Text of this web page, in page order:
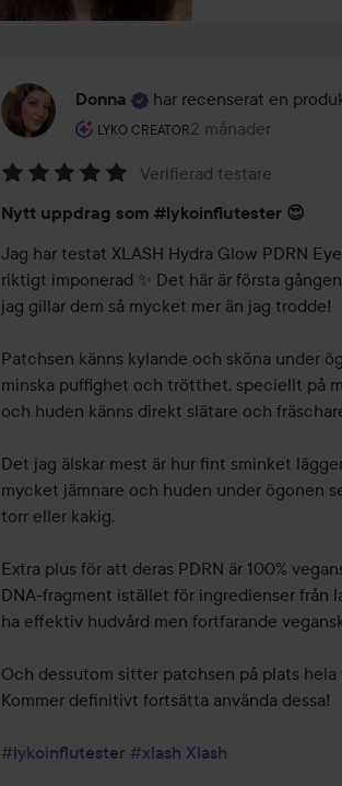
Donna har recenserat en
LYKO CREATOR
Användarens roll: Lyko Creator.
2 månader
Inlägget skapades 2
5
av
5
Verifierad testare
Nytt uppdrag som #lykoinflutester 😍
Jag har testat XLASH Hydra Glow PDRN
riktigt imponerad ✨ Det här är första
jag gillar dem så mycket mer än jag trodde!
Patchsen känns kylande och sköna under
minska puffighet och trötthet, speciellt på
och huden känns direkt slätare och
Det jag älskar mest är hur fint sminket
mycket jämnare och huden under ögonen
torr eller kakig.
Extra plus för att deras PDRN är 100%
DNA-fragment istället för ingredienser från
ha effektiv hudvård men fortfarande
Och dessutom sitter patchsen på plats
Kommer definitivt fortsätta använda dessa!
#lykoinflutester #xlash Xlash